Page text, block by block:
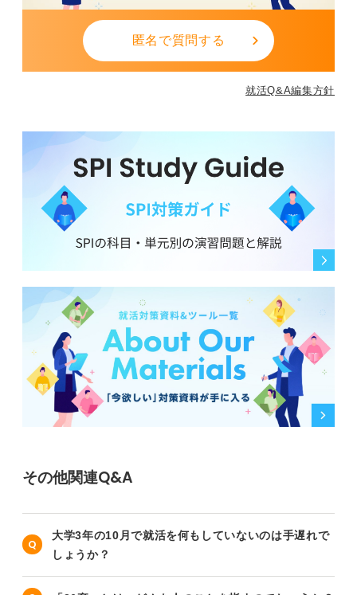
匿名で質問する
就活Q&A編集方針
その他関連Q&A
大学3年の10月で就活を何もしていないのは手遅れで
しょうか？